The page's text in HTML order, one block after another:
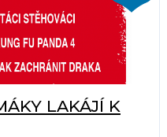
LAKÁJÍ K